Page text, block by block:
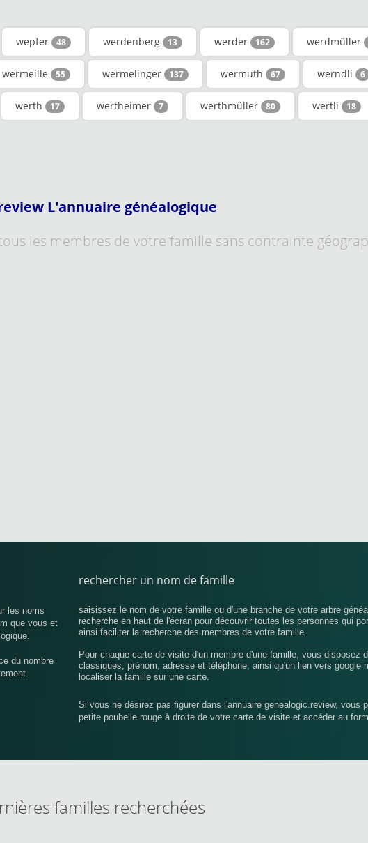
wepfer 48 werdenberg 13 werder 162 werdmüller
wermeille 55 wermelinger 137 wermuth 67 werndli 6
werth 17 wertheimer 7 werthmüller 80 wertli 18
L'annuaire généalogique
les membres de votre famille sans contrainte
les noms
que vous et
du nombre
rechercher un nom de famille
saisissez le nom de votre famille ou d'une branche de votre arbre
recherche en haut de l'écran pour découvrir toutes les personnes qui
ainsi faciliter la recherche des membres de votre famille.
Pour chaque carte de visite d'un membre d'une famille, vous disposez
classiques, prénom, adresse et téléphone, ainsi qu'un lien vers google
localiser la famille sur une carte.
Si vous ne désirez pas figurer dans l'annuaire genealogic.review, vous
petite poubelle rouge à droite de votre carte de visite et accéder au
familles recherchées